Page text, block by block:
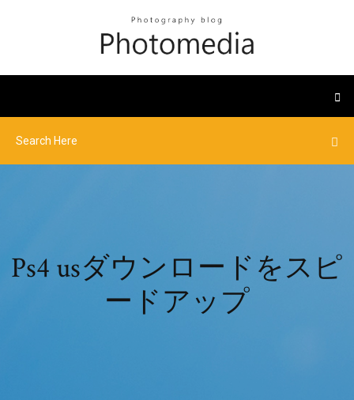
Ps4 usダウンロードをスピ
ードアップ